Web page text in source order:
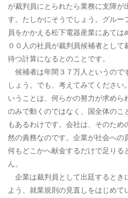
が裁判員にとられたら業務に支障が
す。たしかにそうでしょう。グルー
員をかかえる松下電器産業にあては
００人の社員が裁判員候補者として
待つ計算になるとのことです。
候補者は年間３７万人というので
しょう。でも、考えてみてください
いうことは、何らかの努力が求めら
のみで動くのではなく、国全体のこ
もあるわけです。会社は、そのため
然の責務なのです。企業が社会への
何もどこかへ献金するだけで足りる
ん。
企業は裁判員として出廷するとき
よう、就業規則の見直しをはじめて